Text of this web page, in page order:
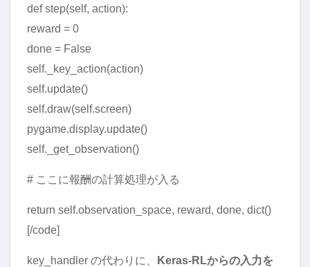
def step(self, action):
reward = 0
done = False
self._key_action(action)
self.update()
self.draw(self.screen)
pygame.display.update()
self._get_observation()
# ここに報酬の計算処理が入る
return self.observation_space, reward, done, dict()
[/code]
key_handler の代わりに、 Keras-RLからの入力を